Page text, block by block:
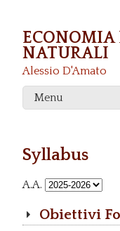
ECONOMIA
NATURALI
Alessio D'Amato
Menu
Syllabus
A.A.
Obiettivi